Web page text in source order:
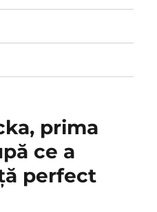
prima
ce a
perfect